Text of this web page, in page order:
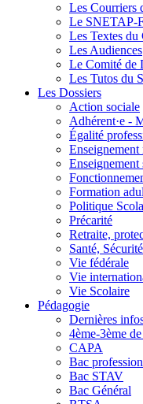
Les Courriers
Le SNETAP-
Les Textes
Les Audiences
Le Comité de
Les Tutos du
Les Dossiers
Action sociale
Adhérent·e -
Égalité
Enseignement
Enseignement
Formation
Politique
Précarité
Retraite,
Santé,
Vie fédérale
Vie
Vie Scolaire
Pédagogie
Dernières
4ème-3ème
CAPA
Bac
Bac STAV
Bac Général